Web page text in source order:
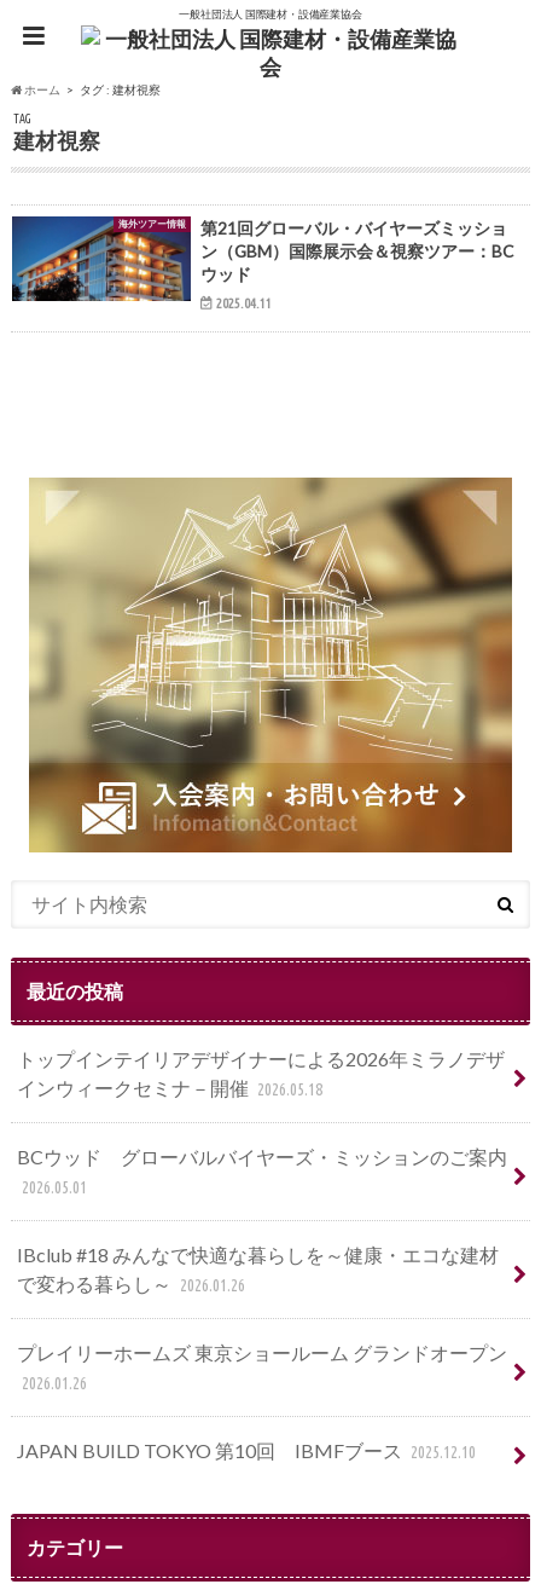
一般社団法人 国際建材・設備産業協会
ホーム タグ : 建材視察
TAG
建材視察
海外ツアー情報
第21回グローバル・バイヤーズミッショ
ン（GBM）国際展示会＆視察ツアー：BC
ウッド
2025.04.11
最近の投稿
トップインテイリアデザイナーによる2026年ミラノデザ
インウィークセミナ－開催 2026.05.18
BCウッド グローバルバイヤーズ・ミッションのご案内
2026.05.01
IBclub #18 みんなで快適な暮らしを～健康・エコな建材
で変わる暮らし～
2026.01.26
プレイリーホームズ 東京ショールーム グランドオープン
2026.01.26
JAPAN BUILD TOKYO 第10回 IBMFブース 2025.12.10
カテゴリー